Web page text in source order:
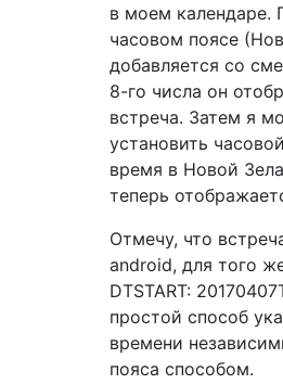
в моем календаре.
часовом поясе
добавляется со
8-го числа он
встреча. Затем я
установить
время в Новой
теперь
Отмечу, что
android, для того
DTSTART:
простой способ
времени
пояса способом.